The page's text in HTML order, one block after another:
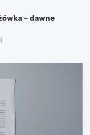
– dawne